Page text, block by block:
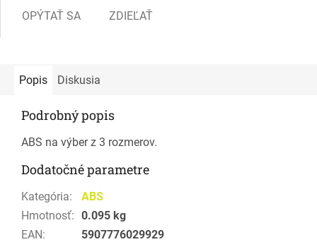
OPÝTAŤ SA ZDIEĽAŤ
Popis Diskusia
Podrobný popis
ABS na výber z 3 rozmerov.
Dodatočné parametre
Kategória:
ABS
Hmotnosť: 0.095 kg
EAN: 5907776029929